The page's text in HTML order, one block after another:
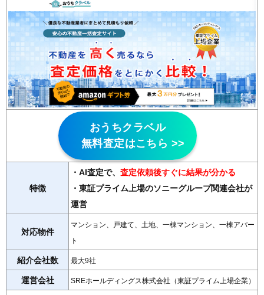
おうちクラベル
無料査定はこちら >>
特徴
・AI査定で、 査定依頼後すぐに結果が分かる
・東証プライム上場のソニーグループ関連会社が
運営
対応物件
マンション、戸建て、土地、一棟マンション、一棟アパー
ト
紹介会社数 最大9社
運営会社 SREホールディングス株式会社（東証プライム上場企業）